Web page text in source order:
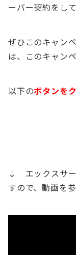
ーバー契約をし
ぜひこのキャン
は、このキャン
以下のボタンを
↓ エックスサー
すので、動画を